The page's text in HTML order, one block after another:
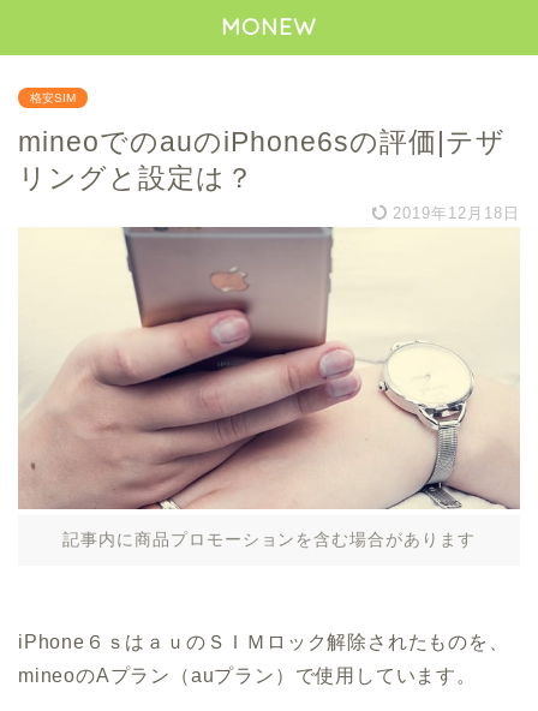
MONEW
格安SIM
mineoでのauのiPhone6sの評価|テザ
リングと設定は？
2019年12月18日
記事内に商品プロモーションを含む場合があります
iPhone６ｓはａｕのＳＩＭロック解除されたものを、
mineoのAプラン（auプラン）で使用しています。